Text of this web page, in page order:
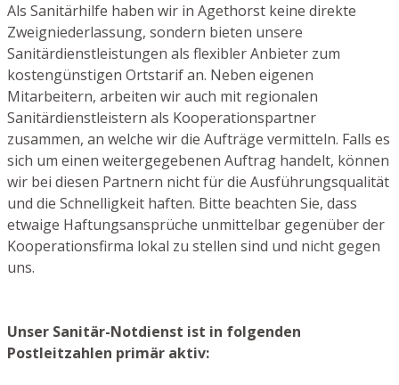
Als Sanitärhilfe haben wir in Agethorst keine direkte
Zweigniederlassung, sondern bieten unsere
Sanitärdienstleistungen als flexibler Anbieter zum
kostengünstigen Ortstarif an. Neben eigenen
Mitarbeitern, arbeiten wir auch mit regionalen
Sanitärdienstleistern als Kooperationspartner
zusammen, an welche wir die Aufträge vermitteln. Falls es
sich um einen weitergegebenen Auftrag handelt, können
wir bei diesen Partnern nicht für die Ausführungsqualität
und die Schnelligkeit haften. Bitte beachten Sie, dass
etwaige Haftungsansprüche unmittelbar gegenüber der
Kooperationsfirma lokal zu stellen sind und nicht gegen
uns.
Unser Sanitär-Notdienst ist in folgenden
Postleitzahlen primär aktiv: